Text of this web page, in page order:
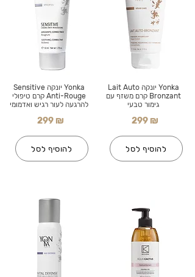
Yonka יונקה Sensitive
Anti-Rouge קרם טיפולי
להרגעה לעור רגיש ואדמומי
299 ₪
להוסיף לסל
Yonka יונקה Lait Auto
Bronzant קרם משזף עם
גימור טבעי
299 ₪
להוסיף לסל